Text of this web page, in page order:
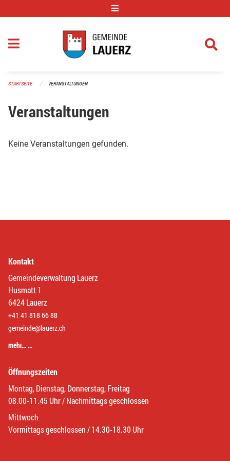
STARTSEITE VERANSTALTUNGEN
Veranstaltungen
Keine Veranstaltungen gefunden.
Kontakt
Gemeindeverwaltung Lauerz
Husmatt 1
6424 Lauerz
+41 41 818 66 88
gemeinde@lauerz.ch
mehr… …
Öffnungszeiten
Montag, Dienstag, Donnerstag, Freitag
08.00-11.45 Uhr / Nachmittags geschlossen
Mittwoch
Vormittags geschlossen / 14.30-18.30 Uhr